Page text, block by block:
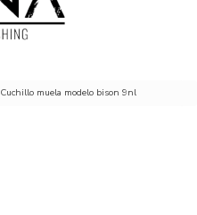
Cuchillo muela modelo bison 9nl